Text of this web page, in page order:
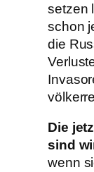
setzen
schon
die
Die
sind
wenn